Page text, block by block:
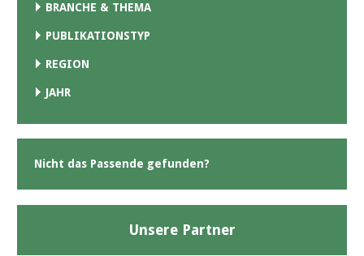
BRANCHE & THEMA
PUBLIKATIONSTYP
REGION
JAHR
Nicht das Passende gefunden?
Unsere Partner